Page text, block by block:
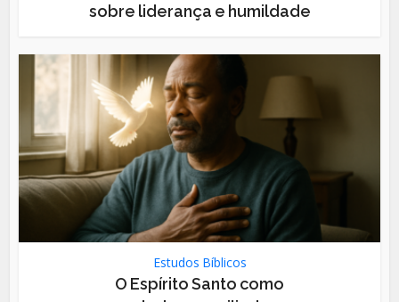
sobre liderança e humildade
Estudos Bíblicos
O Espírito Santo como